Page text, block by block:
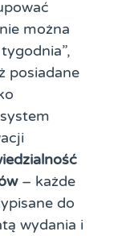
można
posiadane
– każde
do
wydania i